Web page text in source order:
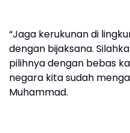
“Jaga kerukunan di
dengan bijaksana.
pilihnya dengan bebas
negara kita sudah
Muhammad.